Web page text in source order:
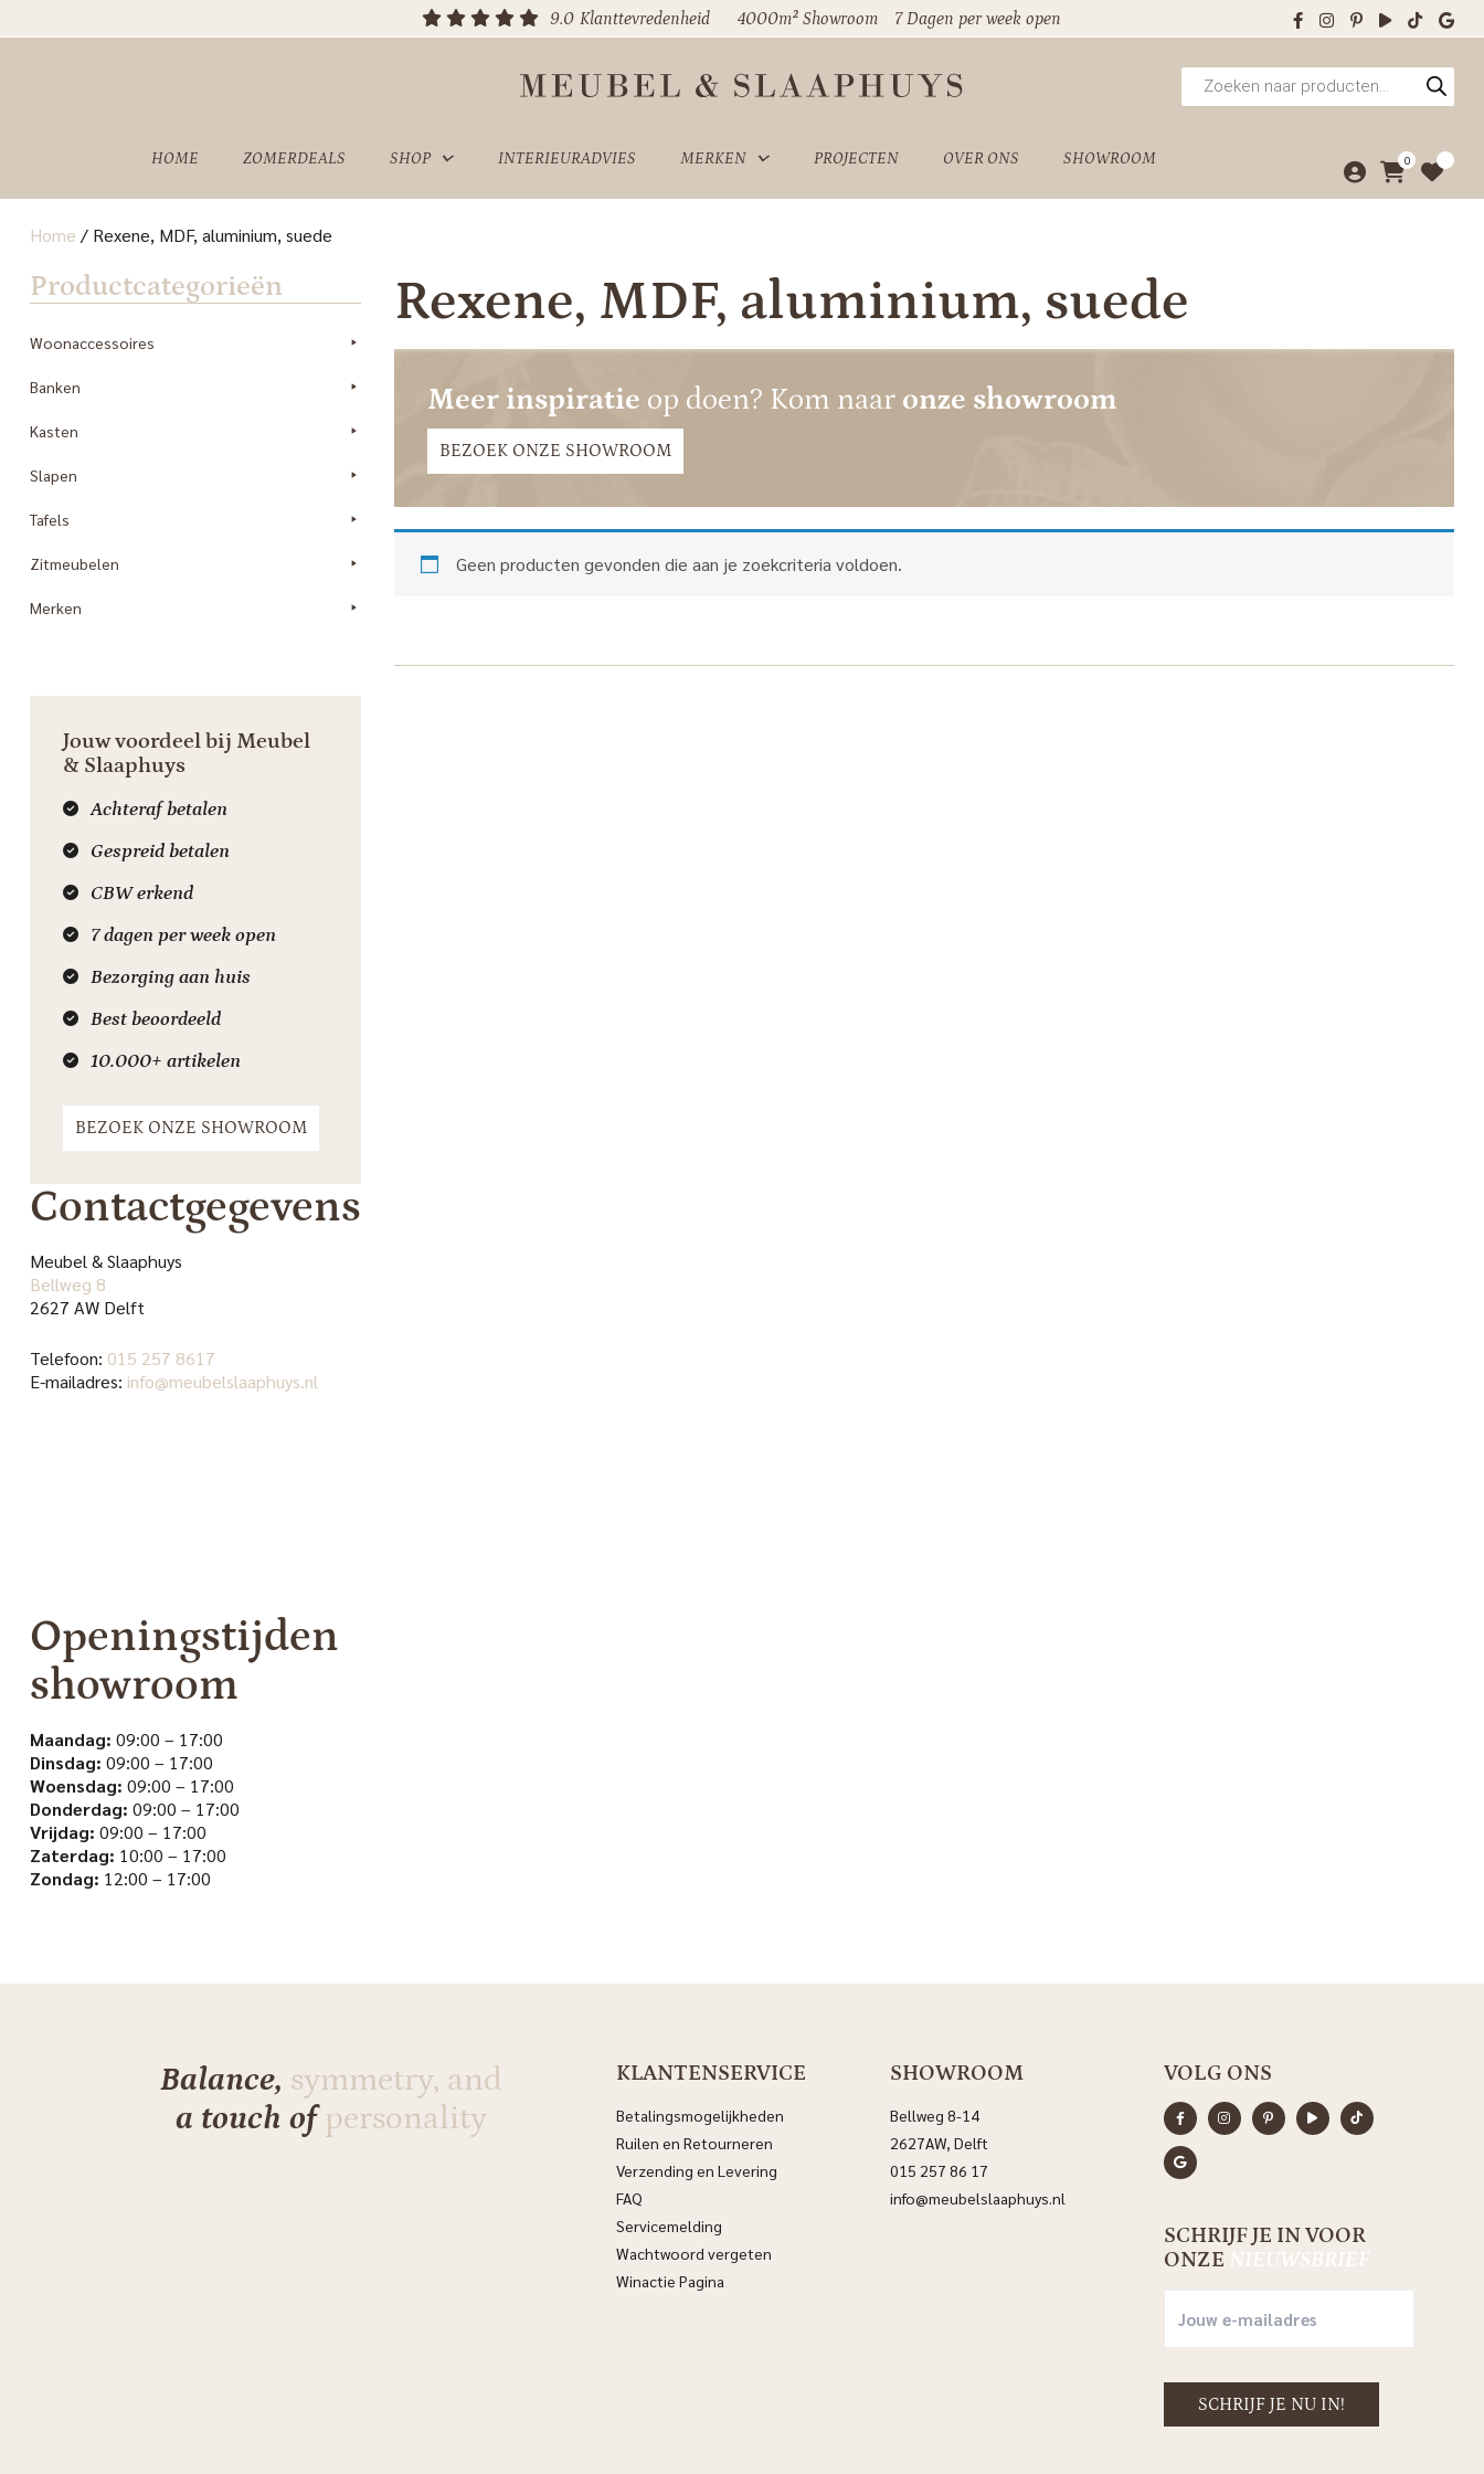
9.0 Klanttevredenheid 4000m² Showroom 7 Dagen per week open
Producten
zoeken
HOME ZOMERDEALS SHOP INTERIEURADVIES MERKEN PROJECTEN OVER ONS SHOWROOM 0
SHOWROOM
Home / Rexene, MDF, aluminium, suede
Productcategorieën
Woonaccessoires
Banken
Kasten
Slapen
Tafels
Zitmeubelen
Merken
Jouw voordeel bij Meubel
& Slaaphuys
Achteraf betalen
Gespreid betalen
CBW erkend
7 dagen per week open
Bezorging aan huis
Best beoordeeld
10.000+ artikelen
BEZOEK ONZE SHOWROOM
Contactgegevens
Meubel & Slaaphuys
Bellweg 8
2627 AW Delft
Telefoon: 015 257 8617
E-mailadres: info@meubelslaaphuys.nl
Openingstijden
showroom
Maandag: 09:00 – 17:00
Dinsdag: 09:00 – 17:00
Woensdag: 09:00 – 17:00
Donderdag: 09:00 – 17:00
Vrijdag: 09:00 – 17:00
Zaterdag: 10:00 – 17:00
Zondag: 12:00 – 17:00
Rexene, MDF, aluminium, suede
Meer inspiratie op doen? Kom naar onze showroom
BEZOEK ONZE SHOWROOM
Geen producten gevonden die aan je zoekcriteria voldoen.
Balance, symmetry, and
a touch ofpersonality
KLANTENSERVICE
Betalingsmogelijkheden
Ruilen en Retourneren
Verzending en Levering
FAQ
Servicemelding
Wachtwoord vergeten
Winactie Pagina
SHOWROOM
Bellweg 8-14
2627AW, Delft
015 257 86 17
info@meubelslaaphuys.nl
VOLG ONS
SCHRIJF JE IN VOOR
ONZE NIEUWSBRIEF